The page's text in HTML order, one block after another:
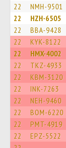
22 NMH-9501
22 HZH-6505
22 BBA-9428
22 KYK-8122
22 HMX-4002
22 TKZ-4933
22 KBM-3120
22 INK-7263
22 NEH-9460
22 BOM-6220
22 PMT-4919
22 EPZ-5522